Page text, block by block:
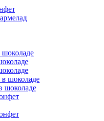
шоколаде
шоколаде